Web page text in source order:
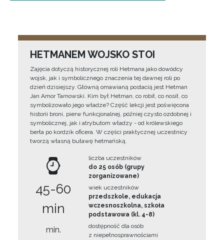
HETMANEM WOJSKO STOI
Zajęcia dotyczą historycznej roli Hetmana jako dowódcy
wojsk, jak i symbolicznego znaczenia tej dawnej roli po
dzień dzisiejszy. Główną omawianą postacią jest Hetman
Jan Amor Tarnowski. Kim był Hetman, co robił, co nosił, co
symbolizowało jego władze? Część lekcji jest poświęcona
historii broni, pierw funkcjonalnej, później czysto ozdobnej i
symbolicznej, jak i atrybutom władzy - od królewskiego
berła po kordzik oficera. W części praktycznej uczestnicy
tworzą własną buławę hetmańską.
45-60
min
min.
liczba uczestników
do 25 osób (grupy
zorganizowane)
wiek uczestników
przedszkole, edukacja
wczesnoszkolna, szkoła
podstawowa (kl. 4-8)
dostępność dla osób
z niepełnosprawnościami